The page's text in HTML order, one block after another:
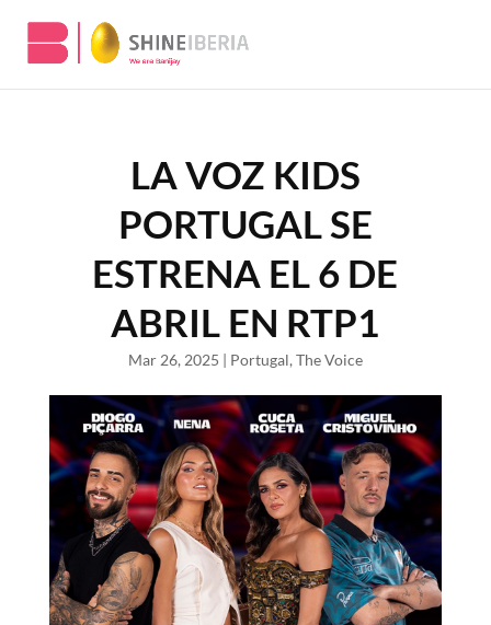
LA VOZ KIDS
PORTUGAL SE
ESTRENA EL 6 DE
ABRIL EN RTP1
Mar 26, 2025 | Portugal, The Voice